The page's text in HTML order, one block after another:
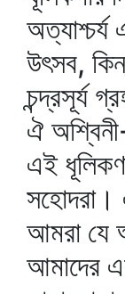
অত্যাশ্চর্য
উৎসব,
চন্দ্রসূর্য
ঐ
এই
সহোদরা।
আমরা যে
আমাদের